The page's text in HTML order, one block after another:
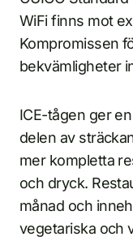
WiFi finns mot
Kompromissen
bekvämligheter
ICE-tågen ger
delen av
mer kompletta
och dryck.
månad och
vegetariska och